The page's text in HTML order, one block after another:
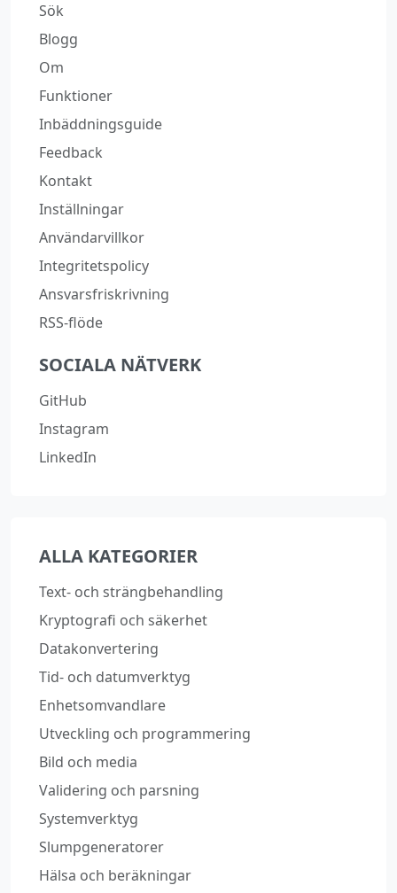
Sök
Blogg
Om
Funktioner
Inbäddningsguide
Feedback
Kontakt
Inställningar
Användarvillkor
Integritetspolicy
Ansvarsfriskrivning
RSS-flöde
SOCIALA NÄTVERK
GitHub
Instagram
LinkedIn
ALLA KATEGORIER
Text‑ och strängbehandling
Kryptografi och säkerhet
Datakonvertering
Tid‑ och datumverktyg
Enhetsomvandlare
Utveckling och programmering
Bild och media
Validering och parsning
Systemverktyg
Slumpgeneratorer
Hälsa och beräkningar